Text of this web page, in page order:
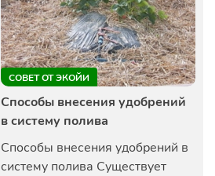
СОВЕТ ОТ ЭКОЙИ
Способы внесения удобрений
в систему полива
Способы внесения удобрений в
систему полива Существует